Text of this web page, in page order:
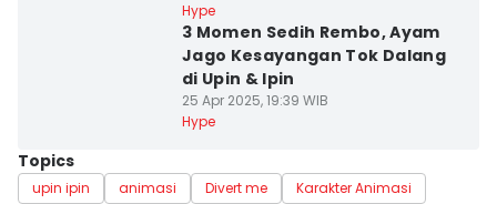
Hype
3 Momen Sedih Rembo, Ayam
Jago Kesayangan Tok Dalang
di Upin & Ipin
25 Apr 2025, 19:39 WIB
Hype
Topics
upin ipin animasi Divert me Karakter Animasi